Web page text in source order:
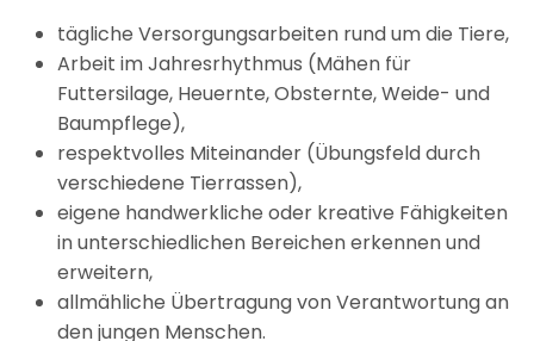
tägliche Versorgungsarbeiten rund um die Tiere,
Arbeit im Jahresrhythmus (Mähen für
Futtersilage, Heuernte, Obsternte, Weide- und
Baumpflege),
respektvolles Miteinander (Übungsfeld durch
verschiedene Tierrassen),
eigene handwerkliche oder kreative Fähigkeiten
in unterschiedlichen Bereichen erkennen und
erweitern,
allmähliche Übertragung von Verantwortung an
den jungen Menschen.